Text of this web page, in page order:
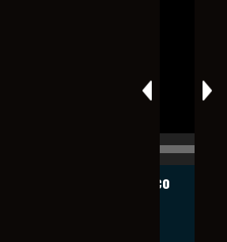
Notiexpress de México